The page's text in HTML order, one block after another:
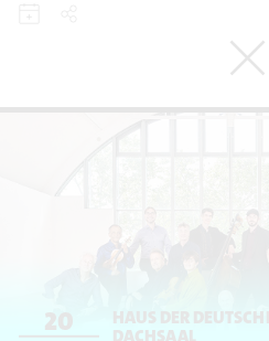
20
HAUS DER
DACHSAAL